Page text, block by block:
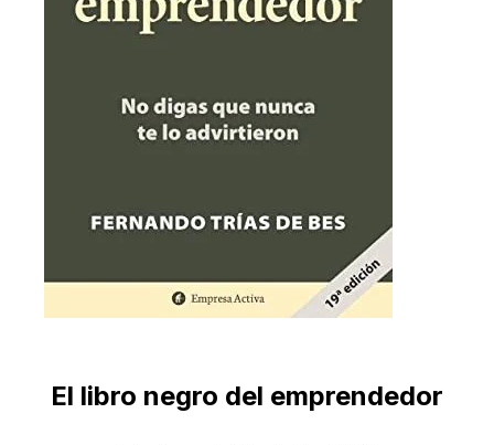
El libro negro del emprendedor